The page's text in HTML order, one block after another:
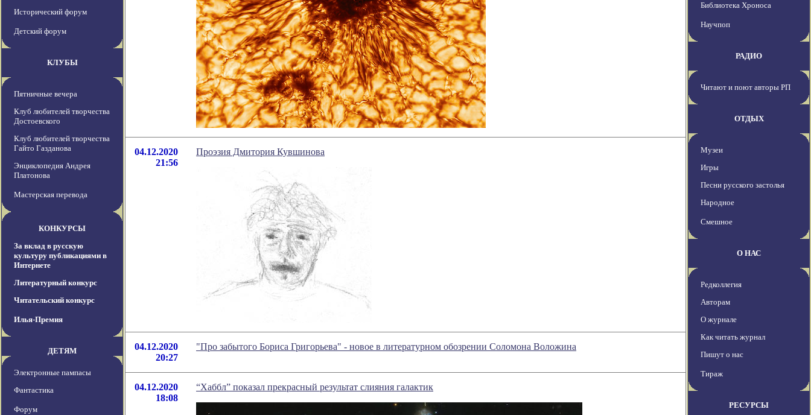
Исторический форум
Детский форум
КЛУБЫ
Пятничные вечера
Клуб любителей творчества
Достоевского
Клуб любителей творчества
Гайто Газданова
Энциклопедия Андрея
Платонова
Мастерская перевода
КОНКУРСЫ
За вклад в русскую
культуру публикациями в
Интернете
Литературный конкурс
Читательский конкурс
Илья-Премия
ДЕТЯМ
Электронные пампасы
Фантастика
Форум
04.12.2020
21:56
Проэзия Дмитория Кувшинова
04.12.2020
20:27
"Про забытого Бориса Григорьева" - новое в литературном обозрении Соломона Воложина
04.12.2020
18:08
“Хаббл” показал прекрасный результат слияния галактик
Библиотека Хроноса
Научпоп
РАДИО
Читают и поют авторы РП
ОТДЫХ
Музеи
Игры
Песни русского застолья
Народное
Смешное
О НАС
Редколлегия
Авторам
О журнале
Как читать журнал
Пишут о нас
Тираж
РЕСУРСЫ